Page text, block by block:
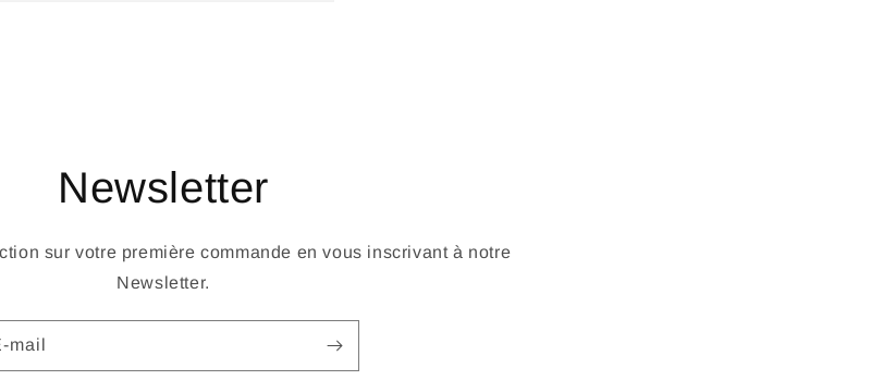
Newsletter
sur votre première commande en vous inscrivant à notre
Newsletter.
mail